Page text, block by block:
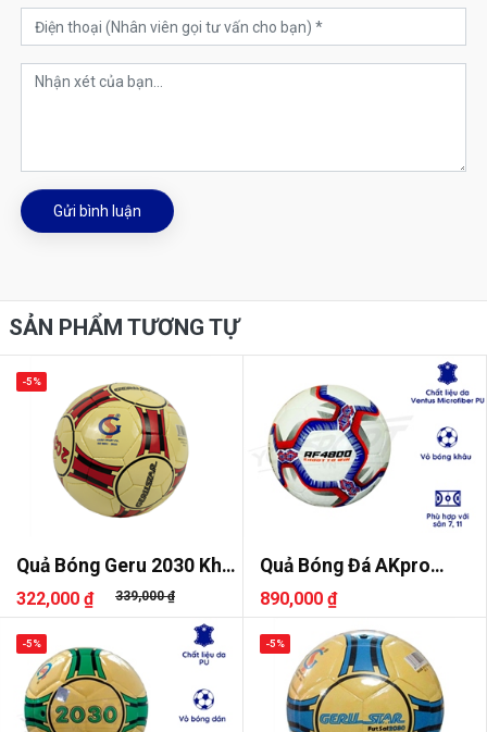
Gửi bình luận
SẢN PHẨM TƯƠNG TỰ
Quả Bóng Geru 2030 Khâu
Tay
322,000 ₫ 339,000 ₫
-5%
Quả Bóng Đá AKpro
AF4800 Số 5
890,000 ₫
-5% -5%